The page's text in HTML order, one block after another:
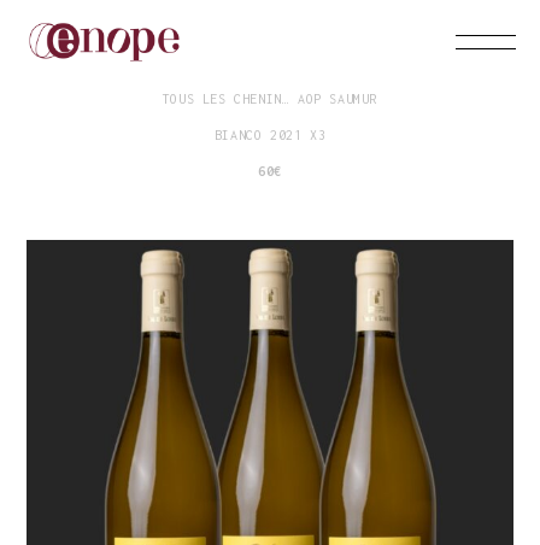
TOUS LES CHENIN… AOP SAUMUR
BIANCO 2021 X3
60€